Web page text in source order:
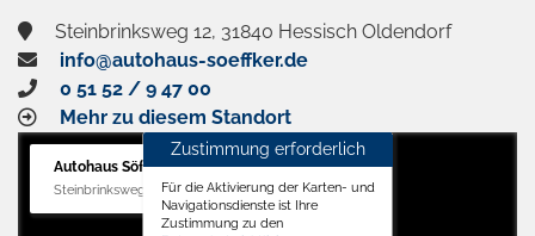
Steinbrinksweg 12, 31840 Hessisch Oldendorf
info@autohaus-soeffker.de
0 51 52 / 9 47 00
Mehr zu diesem Standort
Autohaus Söffker GmbH
Steinbrinksweg 12, 31840 Hessisch Oldendorf
Zustimmung erforderlich
Für die Aktivierung der Karten- und
Navigationsdienste ist Ihre
Zustimmung zu den